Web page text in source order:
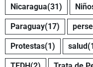
Nicaragua(31)
Paraguay(17)
Protestas(1) salud